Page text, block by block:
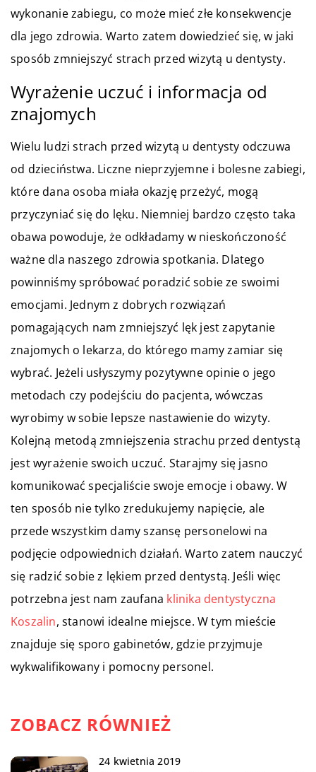
wykonanie zabiegu, co może mieć złe konsekwencje
dla jego zdrowia. Warto zatem dowiedzieć się, w jaki
sposób zmniejszyć strach przed wizytą u dentysty.
Wyrażenie uczuć i informacja od
znajomych
Wielu ludzi strach przed wizytą u dentysty odczuwa
od dzieciństwa. Liczne nieprzyjemne i bolesne zabiegi,
które dana osoba miała okazję przeżyć, mogą
przyczyniać się do lęku. Niemniej bardzo często taka
obawa powoduje, że odkładamy w nieskończoność
ważne dla naszego zdrowia spotkania. Dlatego
powinniśmy spróbować poradzić sobie ze swoimi
emocjami. Jednym z dobrych rozwiązań
pomagających nam zmniejszyć lęk jest zapytanie
znajomych o lekarza, do którego mamy zamiar się
wybrać. Jeżeli usłyszymy pozytywne opinie o jego
metodach czy podejściu do pacjenta, wówczas
wyrobimy w sobie lepsze nastawienie do wizyty.
Kolejną metodą zmniejszenia strachu przed dentystą
jest wyrażenie swoich uczuć. Starajmy się jasno
komunikować specjaliście swoje emocje i obawy. W
ten sposób nie tylko zredukujemy napięcie, ale
przede wszystkim damy szansę personelowi na
podjęcie odpowiednich działań. Warto zatem nauczyć
się radzić sobie z lękiem przed dentystą. Jeśli więc
potrzebna jest nam zaufana klinika dentystyczna
Koszalin, stanowi idealne miejsce. W tym mieście
znajduje się sporo gabinetów, gdzie przyjmuje
wykwalifikowany i pomocny personel.
ZOBACZ RÓWNIEŻ
24 kwietnia 2019